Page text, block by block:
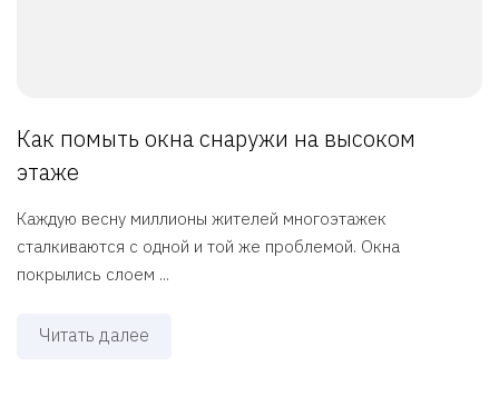
Как помыть окна снаружи на высоком
этаже
Каждую весну миллионы жителей многоэтажек
сталкиваются с одной и той же проблемой. Окна
покрылись слоем ...
Читать далее